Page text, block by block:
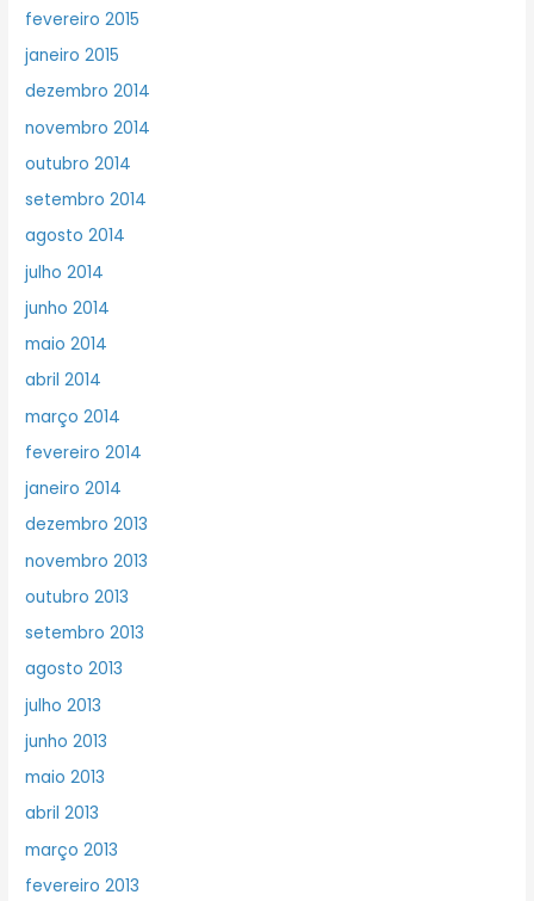
fevereiro 2015
janeiro 2015
dezembro 2014
novembro 2014
outubro 2014
setembro 2014
agosto 2014
julho 2014
junho 2014
maio 2014
abril 2014
março 2014
fevereiro 2014
janeiro 2014
dezembro 2013
novembro 2013
outubro 2013
setembro 2013
agosto 2013
julho 2013
junho 2013
maio 2013
abril 2013
março 2013
fevereiro 2013